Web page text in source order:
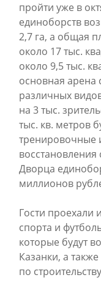
пройти уже в
единоборств
2,7 га, а общая
около 17 тыс.
около 9,5 тыс.
основная арена
различных
на 3 тыс.
тыс. кв. метров
тренировочные
восстановления
Дворца
миллионов
Гости
спорта и
которые будут
Казанки, а
по